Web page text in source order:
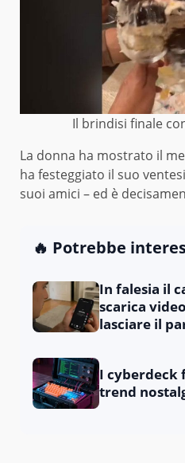
Il brindisi finale
La donna ha mostrato il
ha festeggiato il suo
suoi amici – ed è
🔥 Potrebbe
In falesia il
scarica
lasciare il
I cyberdeck
trend